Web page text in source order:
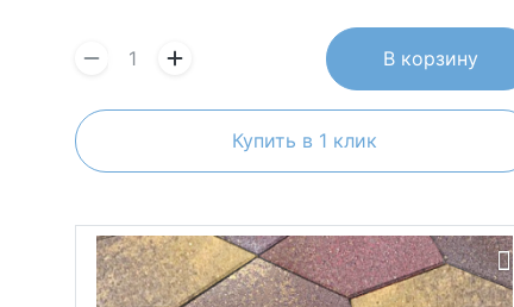
В корзину
Купить в 1 клик